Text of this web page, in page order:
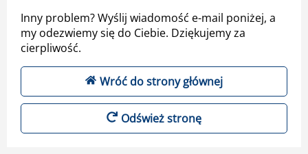
Inny problem? Wyślij wiadomość e-mail poniżej, a
my odezwiemy się do Ciebie. Dziękujemy za
cierpliwość.
Wróć do strony głównej
Odśwież stronę